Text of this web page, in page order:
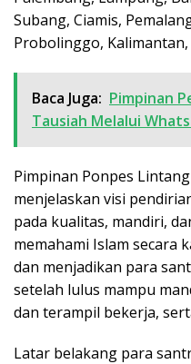
Subang, Ciamis,
Probolinggo,
Baca Juga: Pimpinan
Tausiah Melalui
Pimpinan Ponpes
menjelaskan visi
pada kualitas, mandiri,
memahami Islam secara
dan menjadikan para
setelah lulus mampu
dan terampil bekerja,
Latar belakang para